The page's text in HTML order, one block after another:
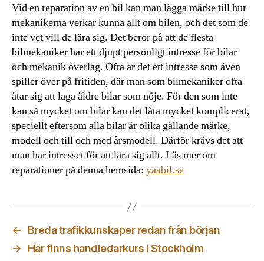
Vid en reparation av en bil kan man lägga märke till hur
mekanikerna verkar kunna allt om bilen, och det som de
inte vet vill de lära sig. Det beror på att de flesta
bilmekaniker har ett djupt personligt intresse för bilar
och mekanik överlag. Ofta är det ett intresse som även
spiller över på fritiden, där man som bilmekaniker ofta
åtar sig att laga äldre bilar som nöje. För den som inte
kan så mycket om bilar kan det låta mycket komplicerat,
speciellt eftersom alla bilar är olika gällande märke,
modell och till och med årsmodell. Därför krävs det att
man har intresset för att lära sig allt. Läs mer om
reparationer på denna hemsida: yaabil.se
←
Breda trafikkunskaper redan från början
→
Här finns handledarkurs i Stockholm